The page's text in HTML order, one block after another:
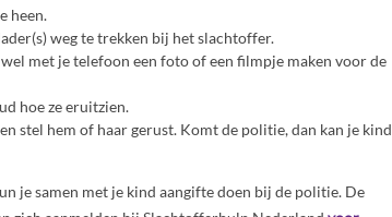
heen.
weg te trekken bij het slachtoffer.
met je telefoon een foto of een filmpje maken voor de
hoe ze eruitzien.
stel hem of haar gerust. Komt de politie, dan kan je kind
je samen met je kind aangifte doen bij de politie. De